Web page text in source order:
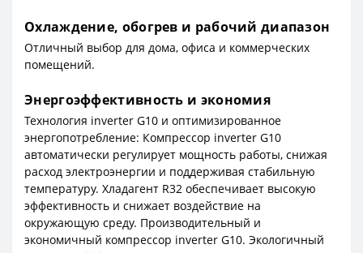
Охлаждение, обогрев и рабочий диапазон
Отличный выбор для дома, офиса и коммерческих
помещений.
Энергоэффективность и экономия
Технология inverter G10 и оптимизированное
энергопотребление: Компрессор inverter G10
автоматически регулирует мощность работы, снижая
расход электроэнергии и поддерживая стабильную
температуру. Хладагент R32 обеспечивает высокую
эффективность и снижает воздействие на
окружающую среду. Производительный и
экономичный компрессор inverter G10. Экологичный